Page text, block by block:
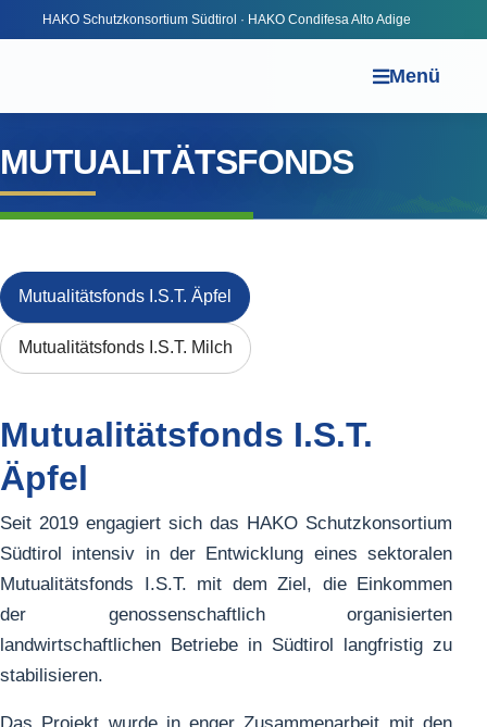
HAKO Schutzkonsortium Südtirol · HAKO Condifesa Alto Adige
Menü
MUTUALITÄTSFONDS
Mutualitätsfonds I.S.T. Äpfel
Mutualitätsfonds I.S.T. Milch
Mutualitätsfonds I.S.T.
Äpfel
Seit 2019 engagiert sich das HAKO Schutzkonsortium
Südtirol intensiv in der Entwicklung eines sektoralen
Mutualitätsfonds I.S.T. mit dem Ziel, die Einkommen
der genossenschaftlich organisierten
landwirtschaftlichen Betriebe in Südtirol langfristig zu
stabilisieren.
Das Projekt wurde in enger Zusammenarbeit mit den